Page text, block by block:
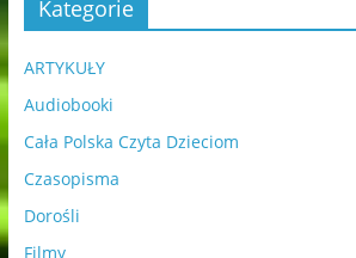
Kategorie
ARTYKUŁY
Audiobooki
Cała Polska Czyta Dzieciom
Czasopisma
Dorośli
Filmy